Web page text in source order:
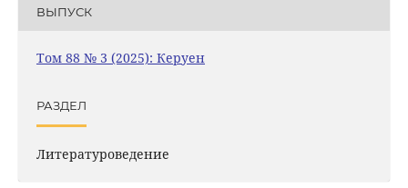
ВЫПУСК
Том 88 № 3 (2025): Керуен
РАЗДЕЛ
Литературоведение